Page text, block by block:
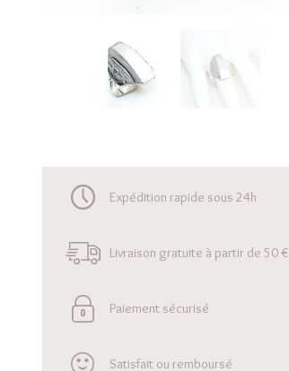
Expédition rapide sous 24h
Livraison gratuite à partir de 50 €
Paiement sécurisé
Satisfait ou remboursé